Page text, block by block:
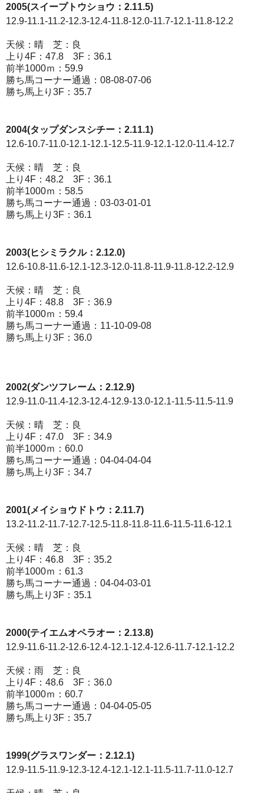
2005(スイープトウショウ：2.11.5)
12.9-11.1-11.2-12.3-12.4-11.8-12.0-11.7-12.1-11.8-12.2
天候：晴 芝：良
上り4F：47.8 3F：36.1
前半1000ｍ：59.9
勝ち馬コーナー通過：08-08-07-06
勝ち馬上り3F：35.7
2004(タップダンスシチー：2.11.1)
12.6-10.7-11.0-12.1-12.1-12.5-11.9-12.1-12.0-11.4-12.7
天候：晴 芝：良
上り4F：48.2 3F：36.1
前半1000ｍ：58.5
勝ち馬コーナー通過：03-03-01-01
勝ち馬上り3F：36.1
2003(ヒシミラクル：2.12.0)
12.6-10.8-11.6-12.1-12.3-12.0-11.8-11.9-11.8-12.2-12.9
天候：晴 芝：良
上り4F：48.8 3F：36.9
前半1000ｍ：59.4
勝ち馬コーナー通過：11-10-09-08
勝ち馬上り3F：36.0
2002(ダンツフレーム：2.12.9)
12.9-11.0-11.4-12.3-12.4-12.9-13.0-12.1-11.5-11.5-11.9
天候：晴 芝：良
上り4F：47.0 3F：34.9
前半1000ｍ：60.0
勝ち馬コーナー通過：04-04-04-04
勝ち馬上り3F：34.7
2001(メイショウドトウ：2.11.7)
13.2-11.2-11.7-12.7-12.5-11.8-11.8-11.6-11.5-11.6-12.1
天候：晴 芝：良
上り4F：46.8 3F：35.2
前半1000ｍ：61.3
勝ち馬コーナー通過：04-04-03-01
勝ち馬上り3F：35.1
2000(テイエムオペラオー：2.13.8)
12.9-11.6-11.2-12.6-12.4-12.1-12.4-12.6-11.7-12.1-12.2
天候：雨 芝：良
上り4F：48.6 3F：36.0
前半1000ｍ：60.7
勝ち馬コーナー通過：04-04-05-05
勝ち馬上り3F：35.7
1999(グラスワンダー：2.12.1)
12.9-11.5-11.9-12.3-12.4-12.1-12.1-11.5-11.7-11.0-12.7